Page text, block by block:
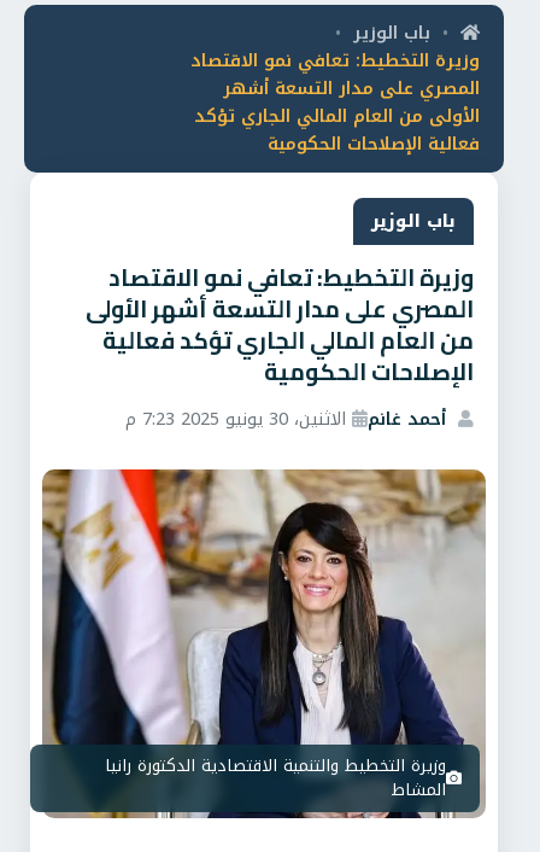
• باب الوزير •
وزيرة التخطيط: تعافي نمو الاقتصاد
المصري على مدار التسعة أشهر
الأولى من العام المالي الجاري تؤكد
فعالية الإصلاحات الحكومية
باب الوزير
وزيرة التخطيط: تعافي نمو الاقتصاد
المصري على مدار التسعة أشهر الأولى
من العام المالي الجاري تؤكد فعالية
الإصلاحات الحكومية
أحمد غانم الاثنين، 30 يونيو 2025 7:23 م
وزيرة التخطيط والتنمية الاقتصادية الدكتورة رانيا
المشاط